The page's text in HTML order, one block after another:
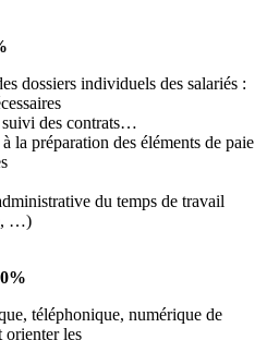
dossiers individuels des salariés :
suivi des contrats…
la préparation des éléments de paie
du temps de travail
…)
téléphonique, numérique de
orienter les